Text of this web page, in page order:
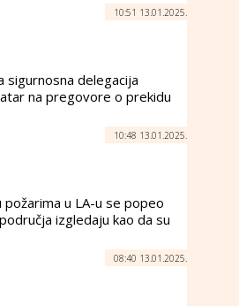
10:51 13.01.2025.
sigurnosna delegacija
na pregovore o prekidu
10:48 13.01.2025.
požarima u LA-u se popeo
izgledaju kao da su
08:40 13.01.2025.